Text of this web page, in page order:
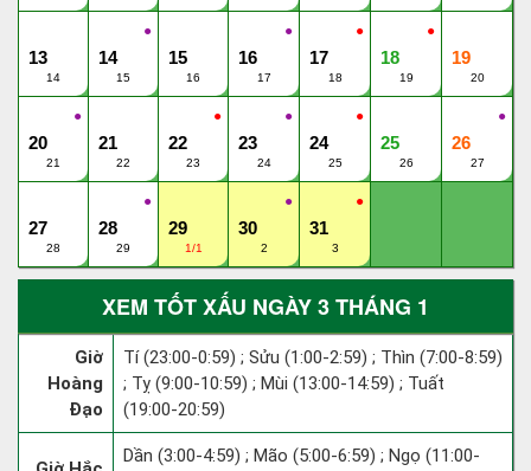
13
14
●
14
15
15
16
●
16
17
●
17
18
●
18
19
19
20
●
20
21
21
22
●
22
23
●
23
24
●
24
25
25
26
●
26
27
27
28
●
28
29
29
1/1
●
30
2
●
31
3
XEM TỐT XẤU NGÀY 3 THÁNG 1
Giờ
Hoàng
Đạo
Tí (23:00-0:59) ; Sửu (1:00-2:59) ; Thìn (7:00-8:59)
; Tỵ (9:00-10:59) ; Mùi (13:00-14:59) ; Tuất
(19:00-20:59)
Dần (3:00-4:59) ; Mão (5:00-6:59) ; Ngọ (11:00-